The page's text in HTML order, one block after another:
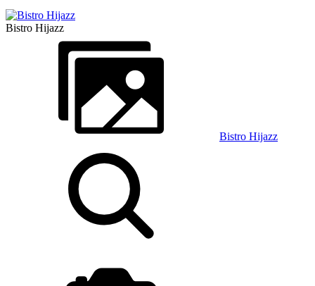
Bistro Hijazz
Bistro Hijazz